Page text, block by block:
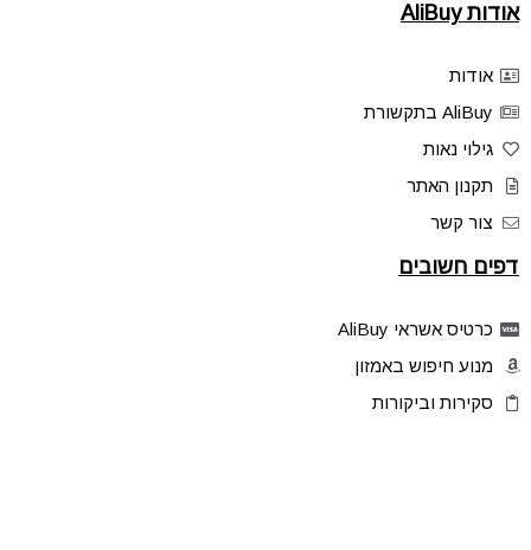
אודות AliBuy
אודות
AliBuy בתקשורת
גילוי נאות
תקנון האתר
צור קשר
דפים חשובים
כרטיס אשראי AliBuy
מנוע חיפוש באמזון
סקירות וביקורות